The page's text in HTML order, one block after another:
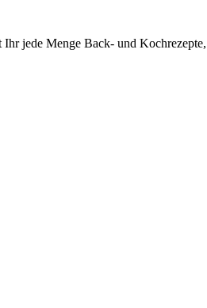
jede Menge Back- und